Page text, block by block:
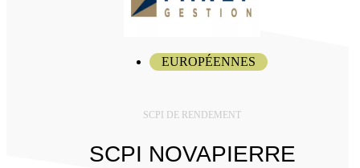
EUROPÉENNES
SCPI DE RENDEMENT
SCPI NOVAPIERRE